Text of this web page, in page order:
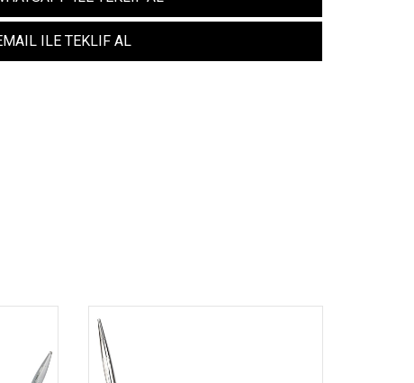
ILE TEKLIF AL